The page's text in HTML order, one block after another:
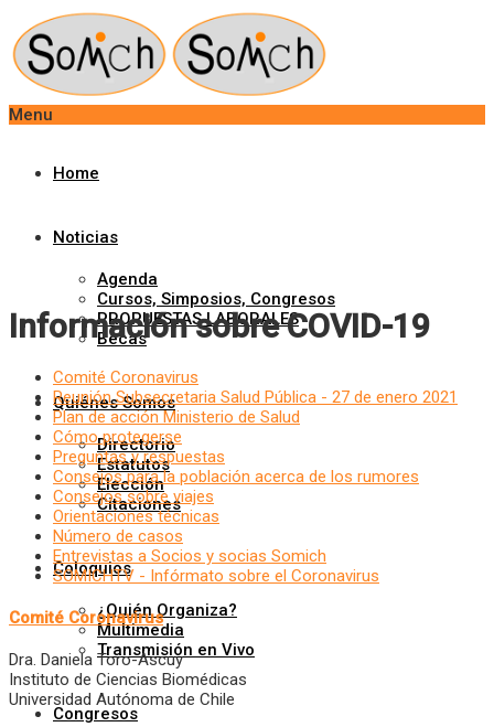
Menu
Home
Noticias
Agenda
Cursos, Simposios, Congresos
PROPUESTAS LABORALES
Becas
Quiénes Somos
Directorio
Estatutos
Elección
Citaciones
Coloquios
¿Quién Organiza?
Multimedia
Transmisión en Vivo
Congresos
Información sobre COVID-19
Comité Coronavirus
Reunión Subsecretaria Salud Pública - 27 de enero 2021
Plan de acción Ministerio de Salud
Cómo protegerse
Preguntas y respuestas
Consejos para la población acerca de los rumores
Consejos sobre viajes
Orientaciones técnicas
Número de casos
Entrevistas a Socios y socias Somich
SOMICHTV - Infórmato sobre el Coronavirus
Comité Coronavirus
Dra. Daniela Toro-Ascuy
Instituto de Ciencias Biomédicas
Universidad Autónoma de Chile